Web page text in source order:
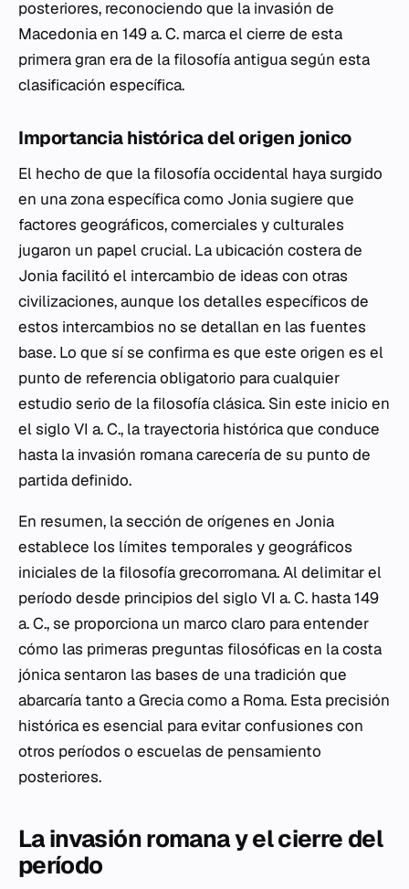
posteriores, reconociendo que la invasión de
Macedonia en 149 a. C. marca el cierre de esta
primera gran era de la filosofía antigua según esta
clasificación específica.
Importancia histórica del origen jonico
El hecho de que la filosofía occidental haya surgido
en una zona específica como Jonia sugiere que
factores geográficos, comerciales y culturales
jugaron un papel crucial. La ubicación costera de
Jonia facilitó el intercambio de ideas con otras
civilizaciones, aunque los detalles específicos de
estos intercambios no se detallan en las fuentes
base. Lo que sí se confirma es que este origen es el
punto de referencia obligatorio para cualquier
estudio serio de la filosofía clásica. Sin este inicio en
el siglo VI a. C., la trayectoria histórica que conduce
hasta la invasión romana carecería de su punto de
partida definido.
En resumen, la sección de orígenes en Jonia
establece los límites temporales y geográficos
iniciales de la filosofía grecorromana. Al delimitar el
período desde principios del siglo VI a. C. hasta 149
a. C., se proporciona un marco claro para entender
cómo las primeras preguntas filosóficas en la costa
jónica sentaron las bases de una tradición que
abarcaría tanto a Grecia como a Roma. Esta precisión
histórica es esencial para evitar confusiones con
otros períodos o escuelas de pensamiento
posteriores.
La invasión romana y el cierre del
período